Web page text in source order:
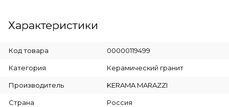
Характеристики
Код товара 00000119499
Категория Керамический гранит
Производитель KERAMA MARAZZI
Страна Россия